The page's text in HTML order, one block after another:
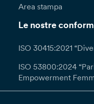
Area stampa
Le nostre
ISO 30415:2021
ISO 53800:2024
Empowerment